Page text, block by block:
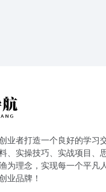
业者打造一个良好的学习
、实操技巧、实战项目、
为理念，实现每一个平凡
业品牌！